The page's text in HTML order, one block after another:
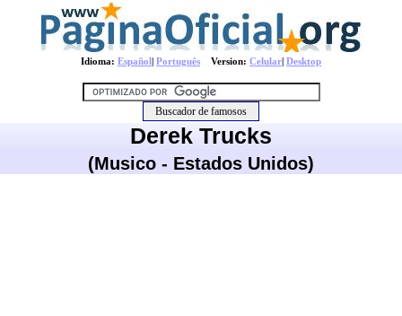
Idioma: Español| Português Version: Celular| Desktop
Derek Trucks
(Musico - Estados Unidos)